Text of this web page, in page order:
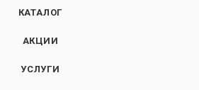
КАТАЛОГ
АКЦИИ
УСЛУГИ